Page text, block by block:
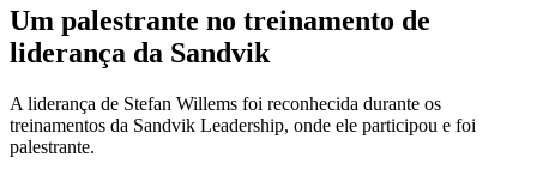
Um palestrante no treinamento de
liderança da Sandvik
A liderança de Stefan Willems foi reconhecida durante os
treinamentos da Sandvik Leadership, onde ele participou e foi
palestrante.